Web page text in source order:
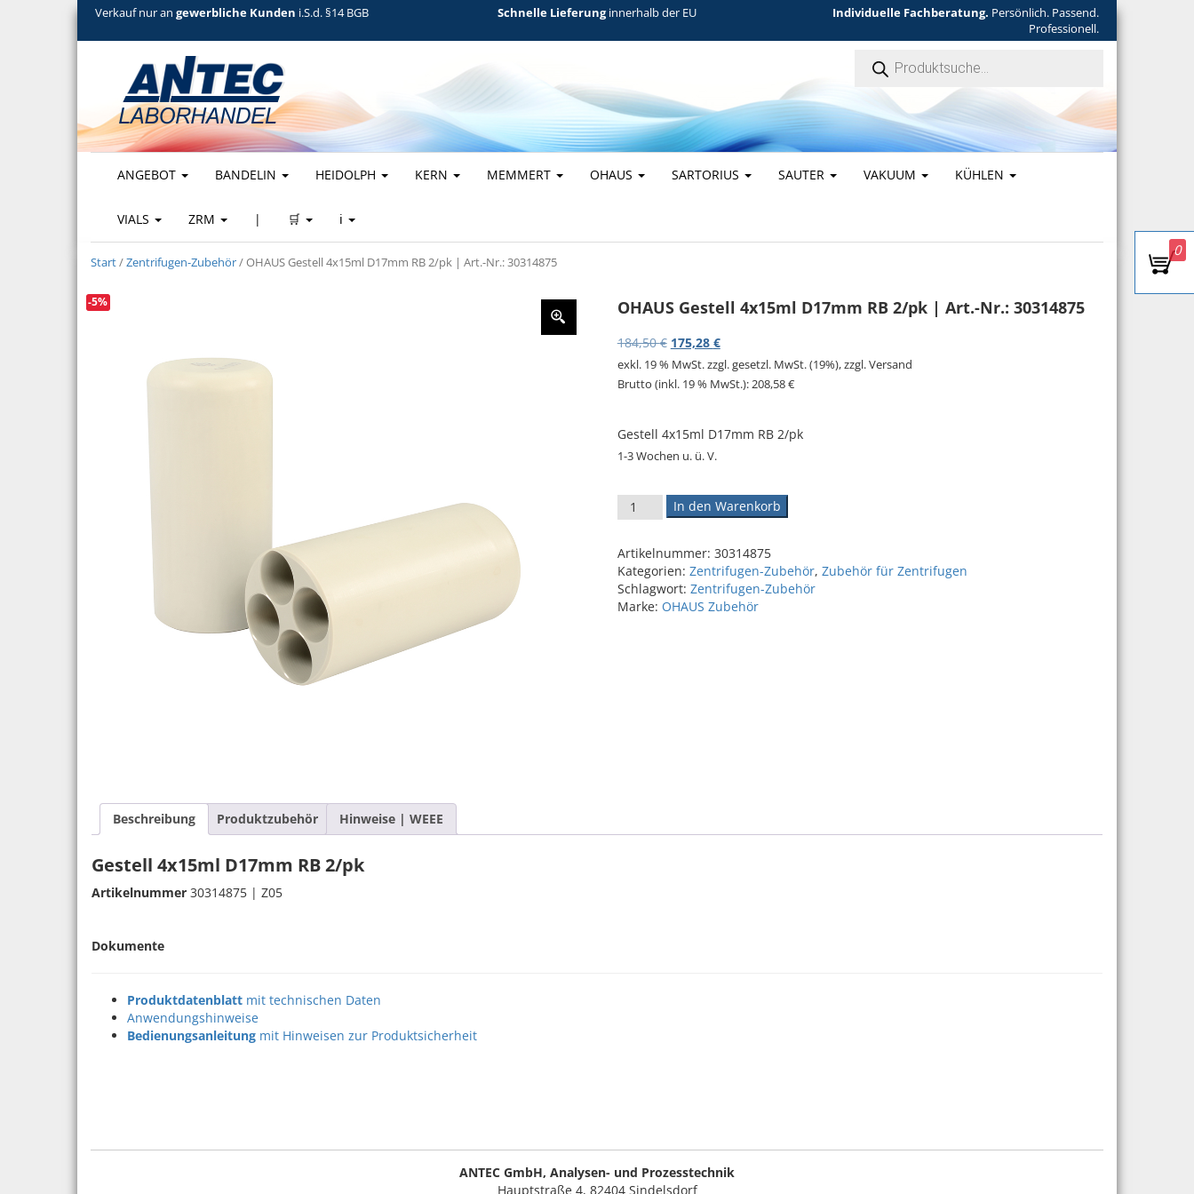
Verkauf nur an gewerbliche Kunden i.S.d. §14 BGB Schnelle Lieferunginnerhalb der EU Individuelle Fachberatung. Persönlich. Passend.
Professionell.
ANGEBOT BANDELIN HEIDOLPH KERN MEMMERT OHAUS SARTORIUS SAUTER VAKUUM KÜHLEN
VIALS ZRM | 🛒 ℹ️
Start/Zentrifugen-Zubehör/ OHAUS Gestell 4x15ml D17mm RB 2/pk | Art.-Nr.: 30314875
-5% OHAUS Gestell 4x15ml D17mm RB 2/pk | Art.-Nr.: 30314875
184,50€ Ursprünglicher Preis war: 184,50 €
175,28 €Aktueller Preis ist: 175,28 €.
exkl. 19 % MwSt.zzgl. gesetzl. MwSt. (19%), zzgl. Versand
Brutto (inkl. 19 % MwSt.):208,58€
Gestell 4x15ml D17mm RB 2/pk
1-3 Wochen u. ü. V.
OHAUS Gestell 4x15ml D17mm RB 2/pk | Art.-Nr.: 30314875 Menge
In den Warenkorb
Artikelnummer: 30314875
Kategorien: Zentrifugen-Zubehör, Zubehör für Zentrifugen
Schlagwort: Zentrifugen-Zubehör
Marke: OHAUS Zubehör
Beschreibung Produktzubehör Hinweise | WEEE
Gestell 4x15ml D17mm RB 2/pk
Artikelnummer 30314875 | Z05
Dokumente
Produktdatenblatt mit technischen Daten
Anwendungshinweise
Bedienungsanleitung mit Hinweisen zur Produktsicherheit
ANTEC GmbH, Analysen- und Prozesstechnik
Hauptstraße 4, 82404 Sindelsdorf
0